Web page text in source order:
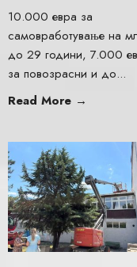
10.000 евра за
самовработување на
до 29 години, 7.000
за повозрасни и до...
Read More →